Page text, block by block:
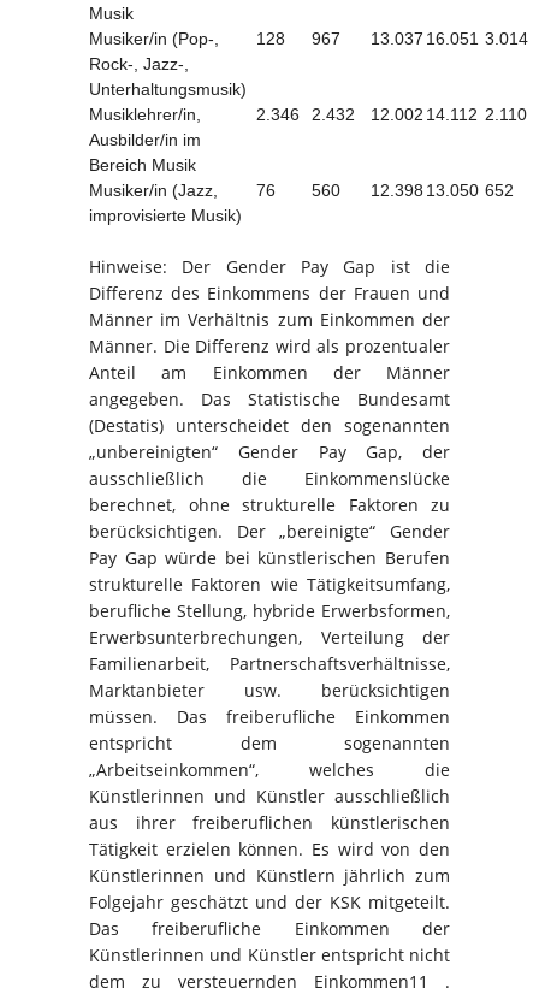
Musik
Musiker/in (Pop-,
Rock-, Jazz-,
Unterhaltungsmusik)
128 967 13.037 16.051 3.014
Musiklehrer/in,
Ausbilder/in im
Bereich Musik
2.346 2.432 12.002 14.112 2.110
Musiker/in (Jazz,
improvisierte Musik)
76 560 12.398 13.050 652
Hinweise: Der Gender Pay Gap ist die
Differenz des Einkommens der Frauen und
Männer im Verhältnis zum Einkommen der
Männer. Die Differenz wird als prozentualer
Anteil am Einkommen der Männer
angegeben. Das Statistische Bundesamt
(Destatis) unterscheidet den sogenannten
„unbereinigten“ Gender Pay Gap, der
ausschließlich die Einkommenslücke
berechnet, ohne strukturelle Faktoren zu
berücksichtigen. Der „bereinigte“ Gender
Pay Gap würde bei künstlerischen Berufen
strukturelle Faktoren wie Tätigkeitsumfang,
berufliche Stellung, hybride Erwerbsformen,
Erwerbsunterbrechungen, Verteilung der
Familienarbeit, Partnerschaftsverhältnisse,
Marktanbieter usw. berücksichtigen
müssen. Das freiberufliche Einkommen
entspricht dem sogenannten
„Arbeitseinkommen“, welches die
Künstlerinnen und Künstler ausschließlich
aus ihrer freiberuflichen künstlerischen
Tätigkeit erzielen können. Es wird von den
Künstlerinnen und Künstlern jährlich zum
Folgejahr geschätzt und der KSK mitgeteilt.
Das freiberufliche Einkommen der
Künstlerinnen und Künstler entspricht nicht
dem zu versteuernden Einkommen11 .